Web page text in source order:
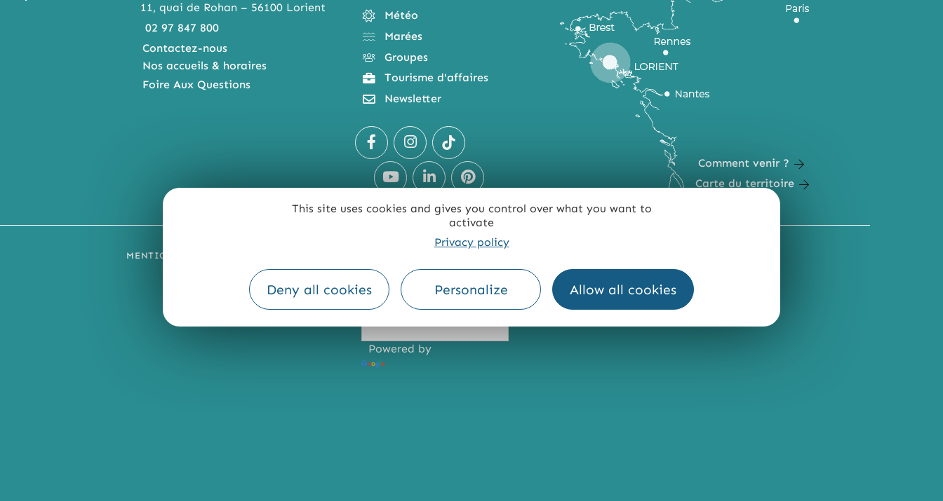
This site uses cookies and gives you control over what you want to
activate
Privacy policy
Deny all cookies Personalize Allow all cookies
11, quai de Rohan – 56100 Lorient
02 97 847 800
Contactez-nous
Nos accueils & horaires
Foire Aux Questions
Météo
Marées
Groupes
Tourisme d'affaires
Newsletter
Comment venir ?
Carte du territoire
MENTIONS LÉGALES
Powered by